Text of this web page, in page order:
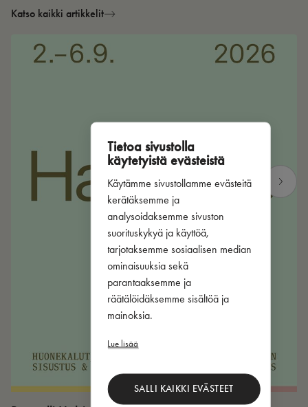
Tietoa sivustolla
käytetyistä evästeistä
Käytämme sivustollamme evästeitä
kerätäksemme ja
analysoidaksemme sivuston
suorituskykyä ja käyttöä,
tarjotaksemme sosiaalisen median
ominaisuuksia sekä
parantaaksemme ja
räätälöidäksemme sisältöä ja
mainoksia.
Lue lisää
SALLI KAIKKI EVÄSTEET
Katso kaikki artikkelit